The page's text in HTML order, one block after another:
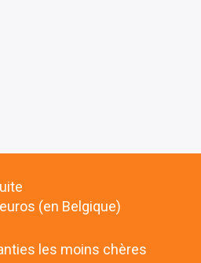
(en Belgique)
les moins chères